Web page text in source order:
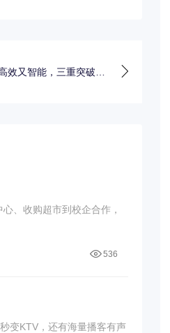
又智能，三重突破解
、收购超市到校企合作，
536
变KTV，还有海量播客有声